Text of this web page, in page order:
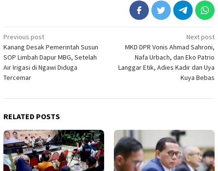
Post
navigation
Previous post
Kanang Desak Pemerintah Susun
SOP Limbah Dapur MBG, Setelah
Air Irigasi di Ngawi Diduga
Tercemar
Next post
MKD DPR Vonis Ahmad Sahroni,
Nafa Urbach, dan Eko Patrio
Langgar Etik, Adies Kadir dan Uya
Kuya Bebas
RELATED POSTS